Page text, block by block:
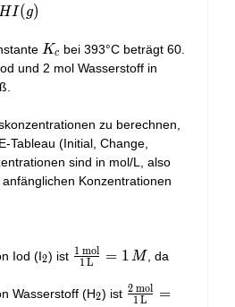
I(g)
K_c
Kc bei 393°C beträgt 60.
und 2 mol Wasserstoff in
zu berechnen,
Tableau (Initial, Change,
sind in mol/L, also
Konzentrationen
Iod (I_2
2) ist \frac{1\,
{1\,
1 L
1 mol = 1 M , da
= 1\,
Wasserstoff (H_2
2) ist \frac{2\,
1 L
2 mol =